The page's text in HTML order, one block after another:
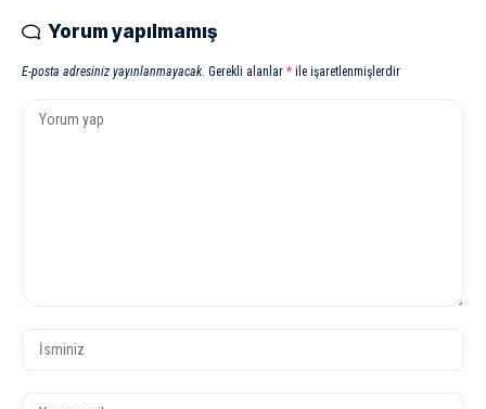
Yorum yapılmamış
E-posta adresiniz yayınlanmayacak. Gerekli alanlar * ile işaretlenmişlerdir